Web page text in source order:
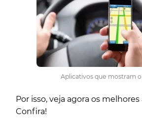
Aplicativos que mostram
Por isso, veja agora os
Confira!